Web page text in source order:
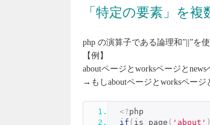
「特定の要素」を
php の演算子である論理和”||”を使
【例】
aboutページとworksページと
→もしaboutページとworksページ
<?php
if ( is_page ( 'about' )